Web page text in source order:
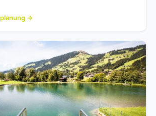
→